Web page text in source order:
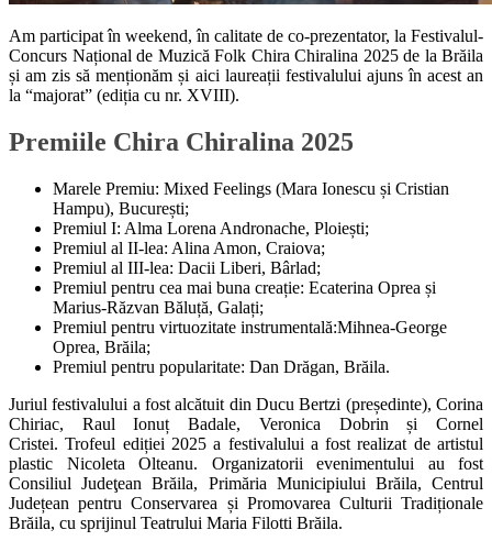
Am participat în weekend, în calitate de co-prezentator, la Festivalul-
Concurs Național de Muzică Folk Chira Chiralina 2025 de la Brăila
și am zis să menționăm și aici laureații festivalului ajuns în acest an
la “majorat” (ediția cu nr. XVIII).
Premiile Chira Chiralina 2025
Marele Premiu: Mixed Feelings (Mara Ionescu și Cristian
Hampu), București;
Premiul I: Alma Lorena Andronache, Ploiești;
Premiul al II-lea: Alina Amon, Craiova;
Premiul al III-lea: Dacii Liberi, Bârlad;
Premiul pentru cea mai buna creație: Ecaterina Oprea și
Marius-Răzvan Băluță, Galați;
Premiul pentru virtuozitate instrumentală:Mihnea-George
Oprea, Brăila;
Premiul pentru popularitate: Dan Drăgan, Brăila.
Juriul festivalului a fost alcătuit din Ducu Bertzi (președinte), Corina
Chiriac, Raul Ionuț Badale, Veronica Dobrin și Cornel
Cristei. Trofeul ediției 2025 a festivalului a fost realizat de artistul
plastic Nicoleta Olteanu. Organizatorii evenimentului au fost
Consiliul Judeţean Brăila, Primăria Municipiului Brăila, Centrul
Județean pentru Conservarea și Promovarea Culturii Tradiționale
Brăila, cu sprijinul Teatrului Maria Filotti Brăila.